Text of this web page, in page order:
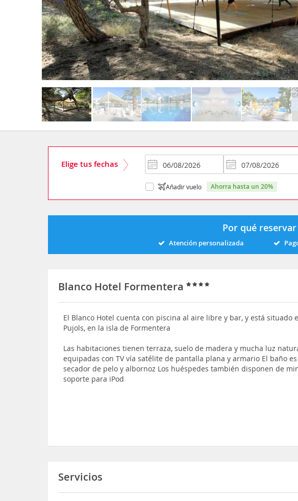
Elige tus fechas
Añadir vuelo ahorra hasta un 20%
Por qué
Atención personalizada
Blanco Hotel Formentera
El Blanco Hotel cuenta con piscina al aire libre y bar, y está situado
Pujols, en la isla de Formentera
Las habitaciones tienen terraza, suelo de madera y mucha luz
equipadas con TV vía satélite de pantalla plana y armario El baño
secador de pelo y albornoz Los huéspedes también disponen de
soporte para iPod
Servicios